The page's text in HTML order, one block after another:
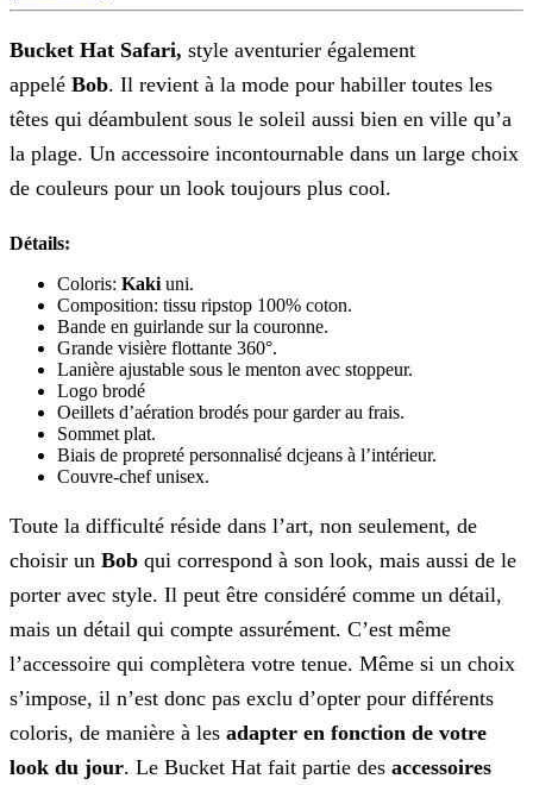
Bucket Hat Safari, style aventurier également
appelé Bob. Il revient à la mode pour habiller toutes les
têtes qui déambulent sous le soleil aussi bien en ville qu’a
la plage. Un accessoire incontournable dans un large choix
de couleurs pour un look toujours plus cool.
Détails:
Coloris: Kaki uni.
Composition: tissu ripstop 100% coton.
Bande en guirlande sur la couronne.
Grande visière flottante 360°.
Lanière ajustable sous le menton avec stoppeur.
Logo brodé
Oeillets d’aération brodés pour garder au frais.
Sommet plat.
Biais de propreté personnalisé dcjeans à l’intérieur.
Couvre-chef unisex.
Toute la difficulté réside dans l’art, non seulement, de
choisir un Bob qui correspond à son look, mais aussi de le
porter avec style. Il peut être considéré comme un détail,
mais un détail qui compte assurément. C’est même
l’accessoire qui complètera votre tenue. Même si un choix
s’impose, il n’est donc pas exclu d’opter pour différents
coloris, de manière à les adapter en fonction de votre
look du jour. Le Bucket Hat fait partie des accessoires